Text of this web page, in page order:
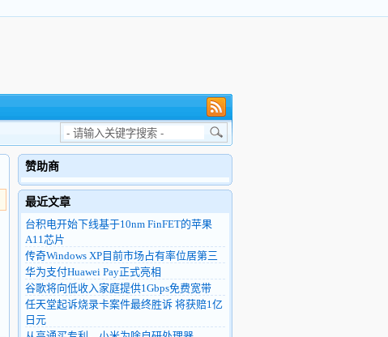
赞助商
最近文章
台积电开始下线基于10nm FinFET的苹果
A11芯片
传奇Windows XP目前市场占有率位居第三
华为支付Huawei Pay正式亮相
谷歌将向低收入家庭提供1Gbps免费宽带
任天堂起诉烧录卡案件最终胜诉 将获赔1亿
日元